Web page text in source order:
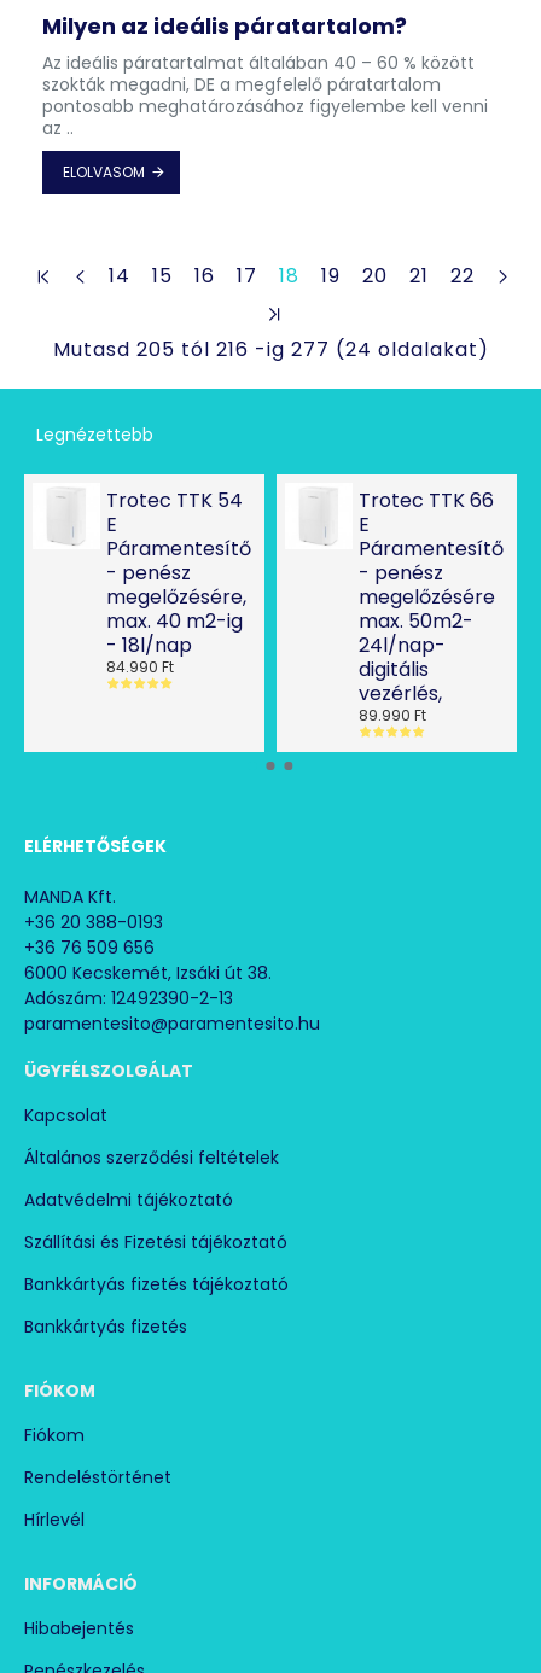
Milyen az ideális páratartalom?
Az ideális páratartalmat általában 40 – 60 % között
szokták megadni, DE a megfelelő páratartalom
pontosabb meghatározásához figyelembe kell venni
az ..
ELOLVASOM
14 15 16 17 18 19 20 21 22
Mutasd 205 tól 216 -ig 277 (24 oldalakat)
Legnézettebb
Trotec TTK 54
E
Páramentesítő
- penész
megelőzésére,
max. 40 m2-ig
- 18l/nap
84.990 Ft
Trotec TTK 66
E
Páramentesítő
- penész
megelőzésére
max. 50m2-
24l/nap-
digitális
vezérlés,
89.990 Ft
ELÉRHETŐSÉGEK
MANDA Kft.
+36 20 388-0193
+36 76 509 656
6000 Kecskemét, Izsáki út 38.
Adószám: 12492390-2-13
paramentesito@paramentesito.hu
ÜGYFÉLSZOLGÁLAT
Kapcsolat
Általános szerződési feltételek
Adatvédelmi tájékoztató
Szállítási és Fizetési tájékoztató
Bankkártyás fizetés tájékoztató
Bankkártyás fizetés
FIÓKOM
Fiókom
Rendeléstörténet
Hírlevél
INFORMÁCIÓ
Hibabejentés